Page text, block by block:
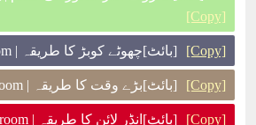
[Copy]
[بائٹ]چھوٹے کوبڑ کا طریقہ | by_videoClassroom [Copy]
[بائٹ]بڑے وقت کا طریقہ | by_VideoClassroom [Copy]
[بائٹ]انڈر لائن کا طریقہ | by_video_classroom [Copy]